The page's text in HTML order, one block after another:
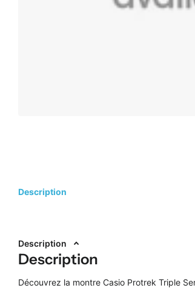
Description
Description
Description
Découvrez la montre Casio Protrek Triple